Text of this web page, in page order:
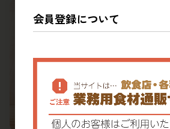
会員登録について